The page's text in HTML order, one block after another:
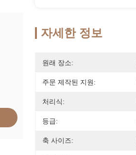
자세한 정보
원래 장소:
주문 제작된 지원:
처리식:
등급:
축 사이즈: